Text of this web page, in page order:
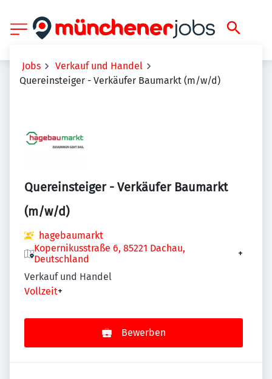
Jobs
Verkauf und Handel
Quereinsteiger - Verkäufer Baumarkt (m/w/d)
Quereinsteiger - Verkäufer Baumarkt
(m/w/d)
hagebaumarkt
Kopernikusstraße 6, 85221 Dachau,
Deutschland
+
Verkauf und Handel
Vollzeit+
Bewerben